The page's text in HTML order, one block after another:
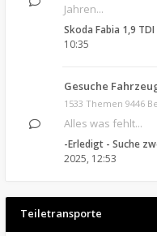
Jahren...
Skoda Fabia 1,9
10:35
Gesuche
1533 Themen 9446
Alles was fehlt...
-Erledigt - Suche
2025, 12:53
Teiletransporte